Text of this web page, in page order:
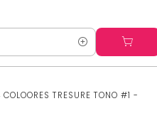
TRESURE TONO #1 -